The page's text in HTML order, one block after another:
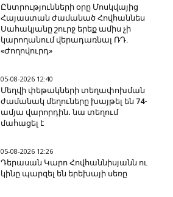
Ընտրությունների օրը Մոսկվայից
Հայաստան ժամանած Հովհաննես
Սահակյանը շուրջ երեք ամիս չի
կարողանում վերադառնալ ՌԴ.
«Ժողովուրդ»
05-08-2026 12:40
Մեղվի փեթակների տեղափոխման
ժամանակ մեղուները խայթել են 74-
ամյա վարորդին․ նա տեղում
մահացել է
05-08-2026 12:26
Դերասան Կարո Հովհաննիսյանն ու
կինը պարզել են երեխայի սեռը